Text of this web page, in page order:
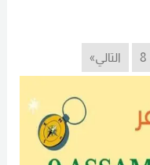
8 التالي»